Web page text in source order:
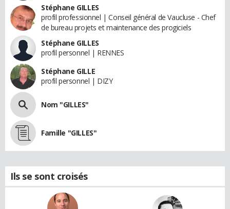
Stéphane GILLES
profil professionnel | Conseil général de Vaucluse - Chef
de bureau projets et maintenance des progiciels
Stéphane GILLES
profil personnel | RENNES
Stéphane GILLE
profil personnel | DIZY
Nom "GILLES"
Famille "GILLES"
Ils se sont croisés